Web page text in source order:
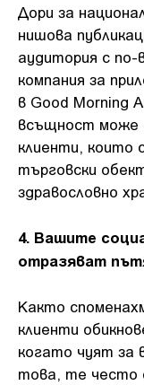
Дори за
нишова
аудитория с по-
компания за
в Good Morning
всъщност може
клиенти, които
търговски
здравословно
4. Вашите
отразяват
Както
клиенти
когато чуят за
това, те често